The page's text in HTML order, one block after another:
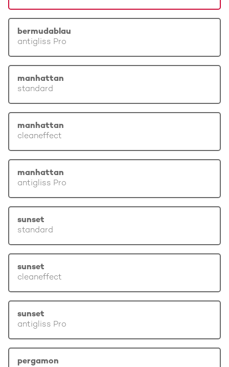
bermudablau
antigliss Pro
manhattan
standard
manhattan
cleaneffect
manhattan
antigliss Pro
sunset
standard
sunset
cleaneffect
sunset
antigliss Pro
pergamon